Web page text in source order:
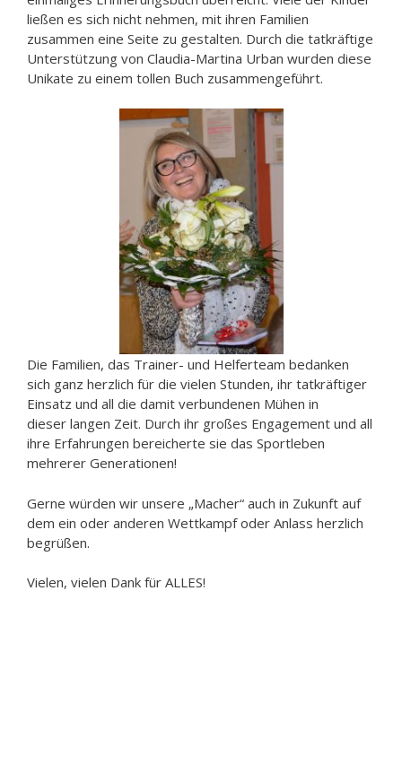
ließen es sich nicht nehmen, mit ihren Familien
zusammen eine Seite zu gestalten. Durch die tatkräftige
Unterstützung von Claudia-Martina Urban wurden diese
Unikate zu einem tollen Buch zusammengeführt.
Die Familien, das Trainer- und Helferteam bedanken
sich ganz herzlich für die vielen Stunden, ihr tatkräftiger
Einsatz und all die damit verbundenen Mühen in
dieser langen Zeit. Durch ihr großes Engagement und all
ihre Erfahrungen bereicherte sie das Sportleben
mehrerer Generationen!
Gerne würden wir unsere „Macher“ auch in Zukunft auf
dem ein oder anderen Wettkampf oder Anlass herzlich
begrüßen.
Vielen, vielen Dank für ALLES!